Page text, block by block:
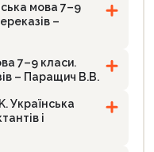
мова 7–9
–
7–9 класи.
– Паращич В.В.
Українська
і